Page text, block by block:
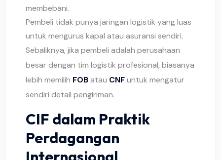
membebani.
Pembeli tidak punya jaringan logistik yang luas
untuk mengurus kapal atau asuransi sendiri.
Sebaliknya, jika pembeli adalah perusahaan
besar dengan tim logistik profesional, biasanya
lebih memilih FOBatau CNFuntuk mengatur
sendiri detail pengiriman.
CIF dalam Praktik
Perdagangan